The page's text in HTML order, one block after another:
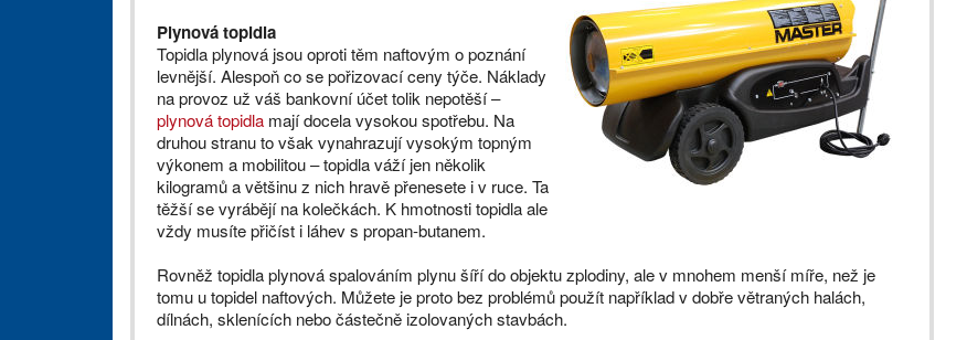
Plynová topidla
Topidla plynová jsou oproti těm naftovým o poznání
levnější. Alespoň co se pořizovací ceny týče. Náklady
na provoz už váš bankovní účet tolik nepotěší –
plynová topidla mají docela vysokou spotřebu. Na
druhou stranu to však vynahrazují vysokým topným
výkonem a mobilitou – topidla váží jen několik
kilogramů a většinu z nich hravě přenesete i v ruce. Ta
těžší se vyrábějí na kolečkách. K hmotnosti topidla ale
vždy musíte přičíst i láhev s propan-butanem.
Rovněž topidla plynová spalováním plynu šíří do objektu zplodiny, ale v mnohem menší míře, než je
tomu u topidel naftových. Můžete je proto bez problémů použít například v dobře větraných halách,
dílnách, sklenících nebo částečně izolovaných stavbách.